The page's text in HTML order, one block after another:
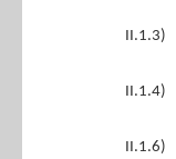
II.1.3)
II.1.4)
II.1.6)